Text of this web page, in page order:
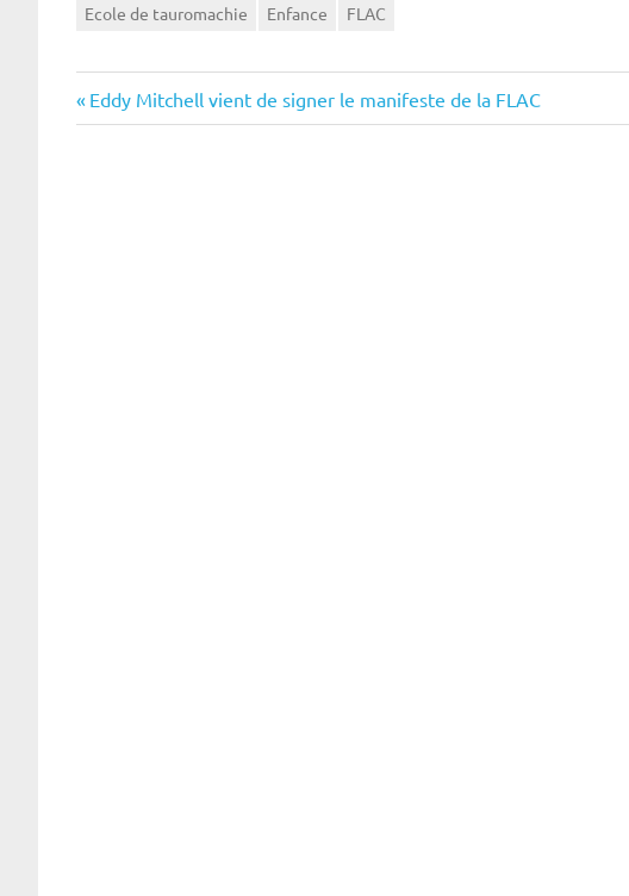
Ecole de tauromachie Enfance FLAC
Navigation
Previous
Post:
Eddy Mitchell vient de signer le manifeste de la FLAC